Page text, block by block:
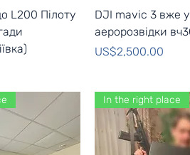
View
L200 Пілоту
Quick
DJI mavic 3 вже у
аеророзвідки
Price
US$2,500.00
In the right place